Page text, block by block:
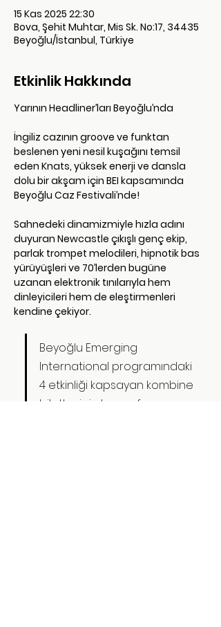
15 Kas 2025 22:30
Bova, Şehit Muhtar, Mis Sk. No:17, 34435
Beyoğlu/İstanbul, Türkiye
Etkinlik Hakkında
Yarının Headliner’ları Beyoğlu’nda
İngiliz cazının groove ve funktan
beslenen yeni nesil kuşağını temsil
eden Knats, yüksek enerji ve dansla
dolu bir akşam için BEI kapsamında
Beyoğlu Caz Festivali’nde!
Sahnedeki dinamizmiyle hızla adını
duyuran Newcastle çıkışlı genç ekip,
parlak trompet melodileri, hipnotik bas
yürüyüşleri ve 70’lerden bugüne
uzanan elektronik tınılarıyla hem
dinleyicileri hem de eleştirmenleri
kendine çekiyor.
Beyoğlu Emerging
International programındaki
4 etkinliği kapsayan kombine
biletler için bu sayfayı